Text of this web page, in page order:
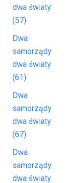
dwa światy
(57)
Dwa
samorządy
dwa światy
(61)
Dwa
samorządy
dwa światy
(67)
Dwa
samorządy
dwa światy